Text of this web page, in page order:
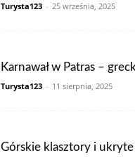
Turysta123 - 25 września, 2025
Karnawał w Patras –
Turysta123 - 11 sierpnia, 2025
Górskie klasztory i ukryte